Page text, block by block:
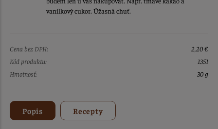
vanilkový cukor. Úžasná chuť.
Cena bez DPH:
2,20 €
Kód produktu:
1351
Hmotnosť:
30 g
Popis Recepty